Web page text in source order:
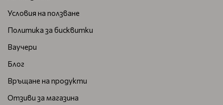
Условия на ползване
Политика за бисквитки
Ваучери
Блог
Връщане на продукти
Отзиви за магазина